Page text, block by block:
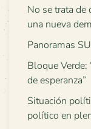
No se trata de
una nueva
Panoramas
Bloque Verde:
de esperanza”
Situación
político en